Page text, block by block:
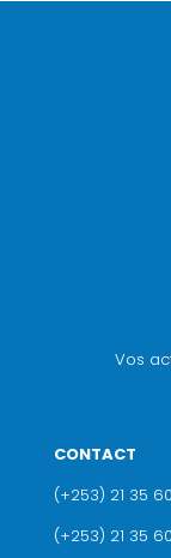
Vos
CONTACT
(+253) 21 35 60
(+253) 21 35